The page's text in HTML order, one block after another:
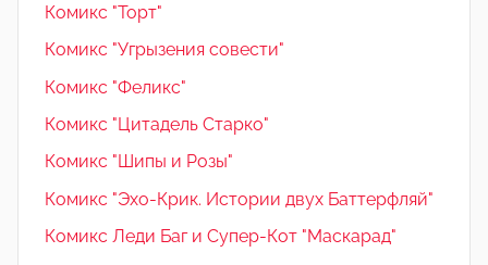
Комикс "Торт"
Комикс "Угрызения совести"
Комикс "Феликс"
Комикс "Цитадель Старко"
Комикс "Шипы и Розы"
Комикс "Эхо-Крик. Истории двух Баттерфляй"
Комикс Леди Баг и Супер-Кот "Маскарад"